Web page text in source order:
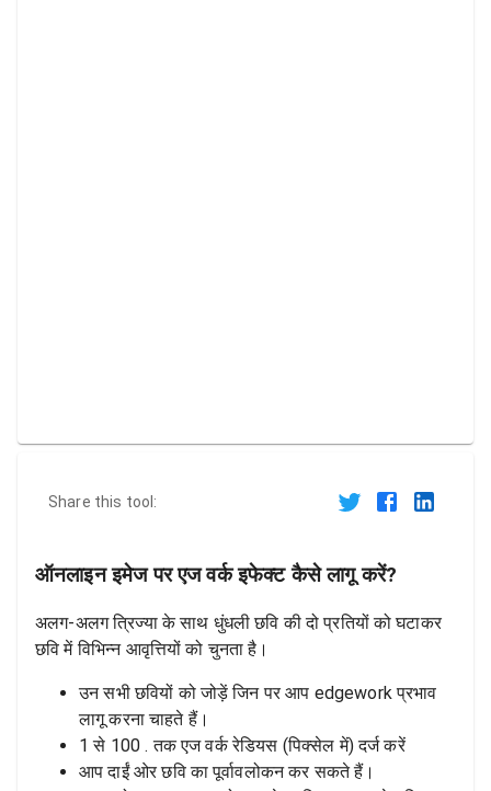
Share this tool:
ऑनलाइन इमेज पर एज वर्क इफेक्ट कैसे लागू करें?
अलग-अलग त्रिज्या के साथ धुंधली छवि की दो प्रतियों को घटाकर
छवि में विभिन्न आवृत्तियों को चुनता है।
उन सभी छवियों को जोड़ें जिन पर आप edgework प्रभाव
लागू करना चाहते हैं।
1 से 100 . तक एज वर्क रेडियस (पिक्सेल में) दर्ज करें
आप दाईं ओर छवि का पूर्वावलोकन कर सकते हैं।